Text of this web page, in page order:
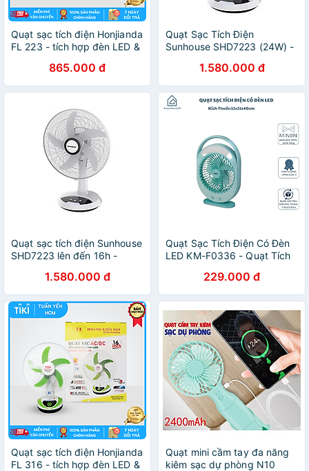
Quạt sạc tích điện Honjianda
FL 223 - tích hợp đèn LED &
865.000 đ
Quạt Sạc Tích Điện
Sunhouse SHD7223 (24W) -
1.580.000 đ
Quạt sạc tích điện Sunhouse
SHD7223 lên đến 16h -
1.580.000 đ
Quạt Sạc Tích Điện Có Đèn
LED KM-F0336 - Quạt Tích
Bàn Tiện Lợi - HÀNG CHÍNH
HÃNG MINIIN
229.000 đ
Quạt sạc tích điện Honjianda
FL 316 - tích hợp đèn LED &
Quạt mini cầm tay đa năng
kiêm sạc dự phòng N10